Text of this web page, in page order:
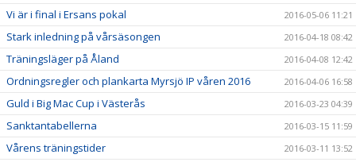
Vi är i final i Ersans pokal 2016-05-06 11:21
Stark inledning på vårsäsongen 2016-04-18 08:42
Träningsläger på Åland 2016-04-08 12:42
Ordningsregler och plankarta Myrsjö IP våren 2016 2016-04-06 16:58
Guld i Big Mac Cup i Västerås 2016-03-23 04:39
Sanktantabellerna 2016-03-15 11:59
Vårens träningstider 2016-03-11 13:52